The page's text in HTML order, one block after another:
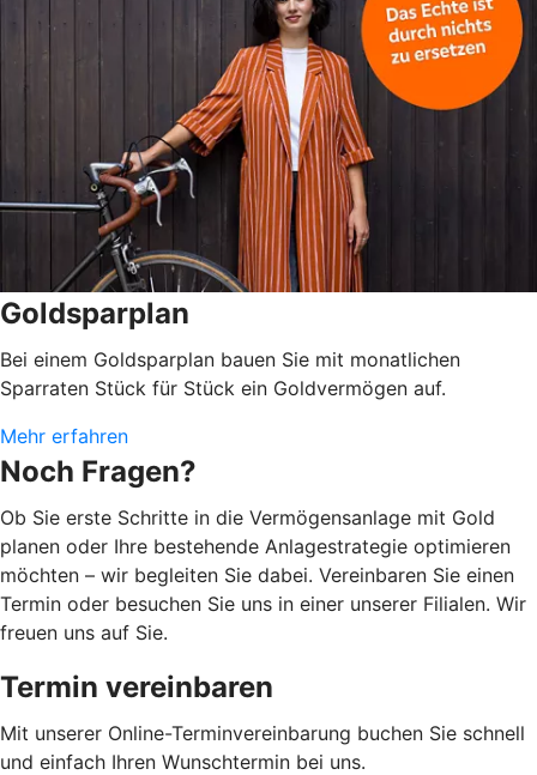
Goldsparplan
Bei einem Goldsparplan bauen Sie mit monatlichen
Sparraten Stück für Stück ein Goldvermögen auf.
Mehr erfahren
Noch Fragen?
Ob Sie erste Schritte in die Vermögensanlage mit Gold
planen oder Ihre bestehende Anlagestrategie optimieren
möchten – wir begleiten Sie dabei. Vereinbaren Sie einen
Termin oder besuchen Sie uns in einer unserer Filialen. Wir
freuen uns auf Sie.
Termin vereinbaren
Mit unserer Online-Terminvereinbarung buchen Sie schnell
und einfach Ihren Wunschtermin bei uns.